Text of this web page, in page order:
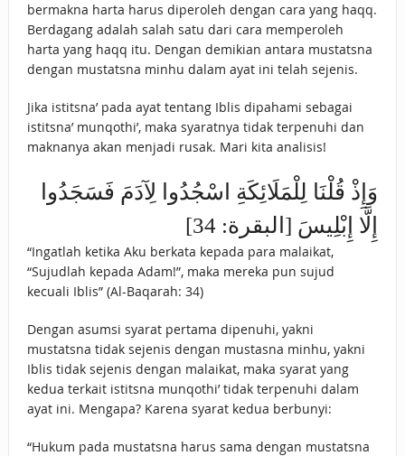
bermakna harta harus diperoleh dengan cara yang haqq.
Berdagang adalah salah satu dari cara memperoleh
harta yang haqq itu. Dengan demikian antara mustatsna
dengan mustatsna minhu dalam ayat ini telah sejenis.
Jika istitsna’ pada ayat tentang Iblis dipahami sebagai
istitsna’ munqothi’, maka syaratnya tidak terpenuhi dan
maknanya akan menjadi rusak. Mari kita analisis!
وَإِذْ قُلْنَا لِلْمَلَائِكَةِ اسْجُدُوا لِآدَمَ فَسَجَدُوا
إِلَّا إِبْلِيسَ [البقرة: 34]
“Ingatlah ketika Aku berkata kepada para malaikat,
“Sujudlah kepada Adam!”, maka mereka pun sujud
kecuali Iblis” (Al-Baqarah: 34)
Dengan asumsi syarat pertama dipenuhi, yakni
mustatsna tidak sejenis dengan mustasna minhu, yakni
Iblis tidak sejenis dengan malaikat, maka syarat yang
kedua terkait istitsna munqothi’ tidak terpenuhi dalam
ayat ini. Mengapa? Karena syarat kedua berbunyi:
“Hukum pada mustatsna harus sama dengan mustatsna